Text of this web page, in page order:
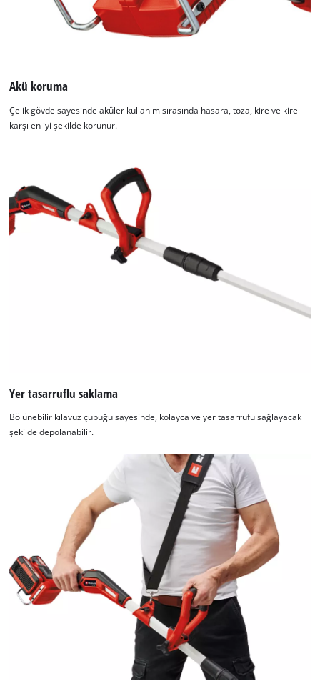
This content is not permitted to load due
to trackers that are not disclosed to the
Powered byUsercentrics Consent
Akü koruma
Çelik gövde sayesinde aküler kullanım sırasında hasara, toza, kire ve kire
karşı en iyi şekilde korunur.
Yer tasarruflu saklama
Bölünebilir kılavuz çubuğu sayesinde, kolayca ve yer tasarrufu sağlayacak
şekilde depolanabilir.